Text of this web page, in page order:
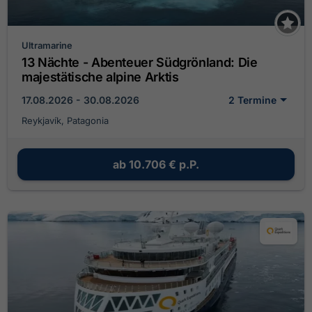
Ultramarine
13 Nächte - Abenteuer Südgrönland: Die
majestätische alpine Arktis
17.08.2026 - 30.08.2026 2 Termine
Reykjavík, Patagonia
ab 10.706 € p.P.